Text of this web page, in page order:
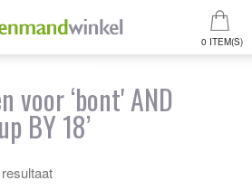
0 ITEM(S)
voor ‘bont' AND
BY 18’